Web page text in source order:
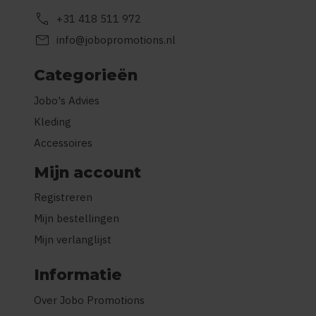
call +31 418 511 972
mail info@jobopromotions.nl
Categorieën
Jobo's Advies
Kleding
Accessoires
Mijn account
Registreren
Mijn bestellingen
Mijn verlanglijst
Informatie
Over Jobo Promotions